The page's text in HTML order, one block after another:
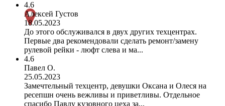
4.6
Алексей Густов
18.05.2023
До этого обслуживался в двух других техцентрах.
Первые два рекомендовали сделать ремонт/замену
рулевой рейки - люфт слева и ма...
4.6
Павел О.
25.05.2023
Замечтельный техцентр, девушки Оксана и Олеся на
ресепшн очень вежливы и приветливы. Отдельное
спасибо Павлу кузовного цеха за...